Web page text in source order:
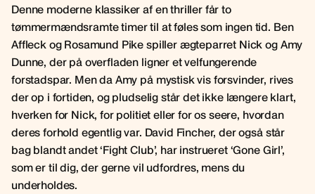
Denne moderne klassiker af en thriller får to
tømmermændsramte timer til at føles som ingen tid. Ben
Affleck og Rosamund Pike spiller ægteparret Nick og Amy
Dunne, der på overfladen ligner et velfungerende
forstadspar. Men da Amy på mystisk vis forsvinder, rives
der op i fortiden, og pludselig står det ikke længere klart,
hverken for Nick, for politiet eller for os seere, hvordan
deres forhold egentlig var. David Fincher, der også står
bag blandt andet ‘Fight Club’, har instrueret ‘Gone Girl’,
som er til dig, der gerne vil udfordres, mens du
underholdes.